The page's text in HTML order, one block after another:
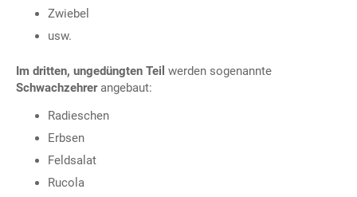
Zwiebel
usw.
Im dritten, ungedüngten Teil werden sogenannte
Schwachzehrerangebaut:
Radieschen
Erbsen
Feldsalat
Rucola